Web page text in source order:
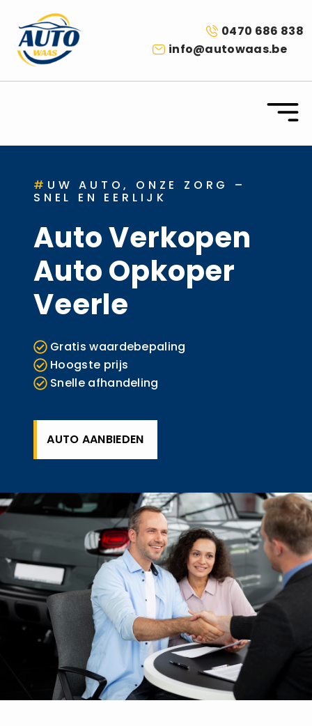
0470 686 838
info@autowaas.be
# UW AUTO, ONZE ZORG –
SNEL EN EERLIJK
Auto Verkopen
Auto Opkoper
Veerle
Gratis waardebepaling
Hoogste prijs
Snelle afhandeling
AUTO AANBIEDEN